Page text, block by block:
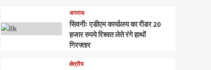
अपराध
सिवनीः एडीएम कार्यालय का रीडर 20
हजार रुपये रिश्वत लेते रंगे हाथों
गिरफ्तार
क्षेत्रीय